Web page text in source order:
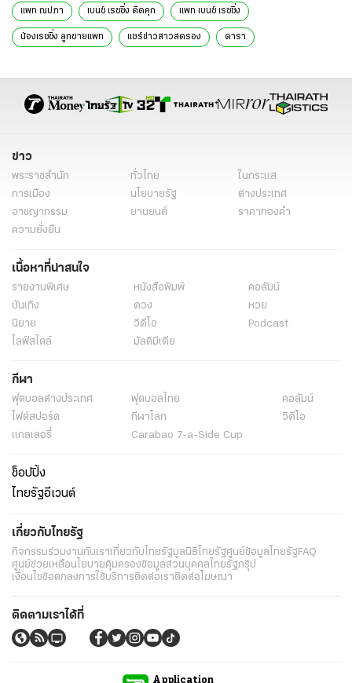
แพท ณปภา เบนซ์ เรซซิ่ง ติดคุก แพท เบนซ์ เรซซิ่ง
น้องเรซซิ่ง ลูกชายแพท แชร์ข่าวสาวสตรอง ดารา
ข่าว
พระราชสำนัก ทั่วไทย
ในกระแส
การเมือง
นโยบายรัฐ
ต่างประเทศ
อาชญากรรม
ยานยนต์
ราคาทองคำ
ความยั่งยืน
เนื้อหาที่น่าสนใจ
รายงานพิเศษ หนังสือพิมพ์
คอลัมน์
บันเทิง
ดวง
หวย
นิยาย
วิดีโอ
Podcast
ไลฟ์สไตล์
มัลติมีเดีย
กีฬา
ฟุตบอลต่่างประเทศ ฟุตบอลไทย
คอลัมน์
ไฟต์สปอร์ต
กีฬาโลก
วิดีโอ
แกลเลอรี่
Carabao 7-a-Side Cup
ช็อปปิ้ง
ไทยรัฐอีเวนต์
เกี่ยวกับไทยรัฐ
กิจกรรมร่วมงานกับเราเกี่ยวกับไทยรัฐมูลนิธิไทยรัฐศูนย์ข้อมูลไทยรัฐFAQ
ศูนย์ช่วยเหลือนโยบายคุ้มครองข้อมูลส่วนบุคคลไทยรัฐกรุ๊ป
เงื่อนไขข้อตกลงการใช้บริการติดต่อเราติดต่อโฆษณา
ติดตามเราได้ที่
Application